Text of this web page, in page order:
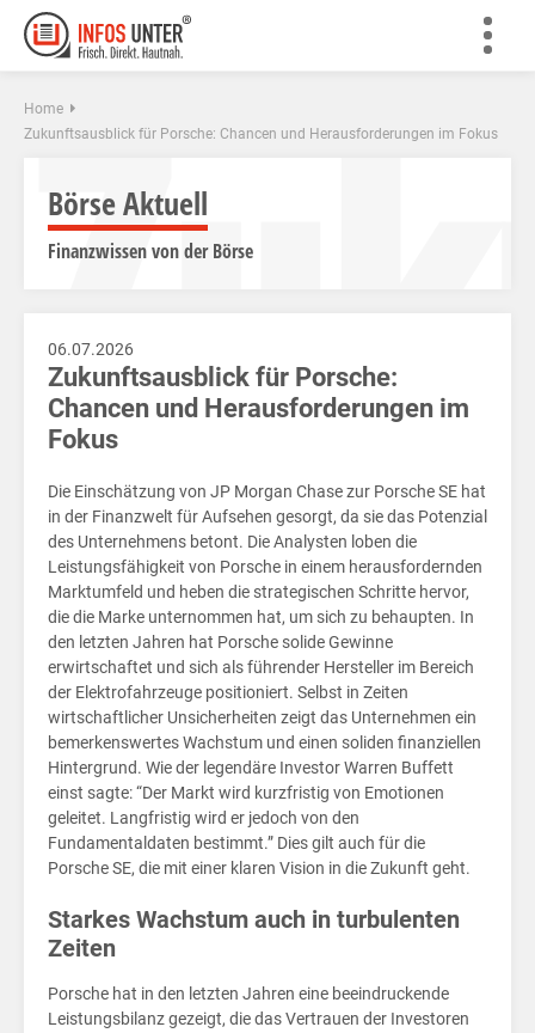
Home
Zukunftsausblick für Porsche: Chancen und Herausforderungen im Fokus
für
Börse Aktuell
Finanzwissen von der Börse
06.07.2026
Zukunftsausblick für Porsche:
Chancen und Herausforderungen im
Fokus
Die Einschätzung von JP Morgan Chase zur Porsche SE hat
in der Finanzwelt für Aufsehen gesorgt, da sie das Potenzial
des Unternehmens betont. Die Analysten loben die
Leistungsfähigkeit von Porsche in einem herausfordernden
Marktumfeld und heben die strategischen Schritte hervor,
die die Marke unternommen hat, um sich zu behaupten. In
den letzten Jahren hat Porsche solide Gewinne
erwirtschaftet und sich als führender Hersteller im Bereich
der Elektrofahrzeuge positioniert. Selbst in Zeiten
wirtschaftlicher Unsicherheiten zeigt das Unternehmen ein
bemerkenswertes Wachstum und einen soliden finanziellen
Hintergrund. Wie der legendäre Investor Warren Buffett
einst sagte: “Der Markt wird kurzfristig von Emotionen
geleitet. Langfristig wird er jedoch von den
Fundamentaldaten bestimmt.” Dies gilt auch für die
Porsche SE, die mit einer klaren Vision in die Zukunft geht.
Starkes Wachstum auch in turbulenten
Zeiten
Porsche hat in den letzten Jahren eine beeindruckende
Leistungsbilanz gezeigt, die das Vertrauen der Investoren